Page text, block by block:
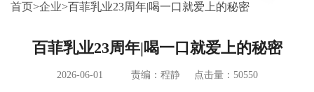
首页>企业>百菲乳业23周年|喝一口就爱上的秘密
百菲乳业23周年|喝一口就爱上的秘密
2026-06-01 责编：程静 点击量：50550